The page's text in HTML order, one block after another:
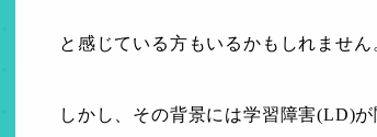
と感じている方もいるかもしれません
しかし、その背景には学習障害(LD)